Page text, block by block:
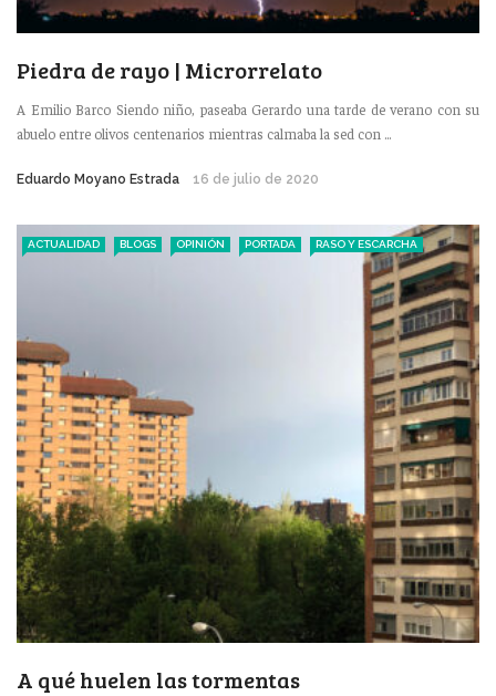
Piedra de rayo | Microrrelato
A Emilio Barco Siendo niño, paseaba Gerardo una tarde de verano con su
abuelo entre olivos centenarios mientras calmaba la sed con ...
Eduardo Moyano Estrada 16 de julio de 2020
ACTUALIDAD BLOGS OPINIÓN PORTADA RASO Y ESCARCHA
A qué huelen las tormentas